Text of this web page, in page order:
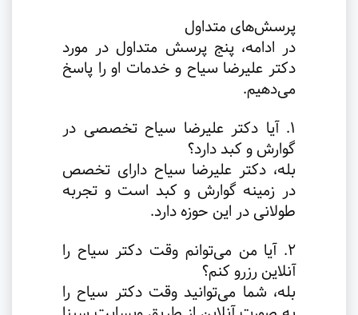
پرسش‌های متداول
در ادامه، پنج پرسش متداول در مورد
دکتر علیرضا سیاح و خدمات او را پاسخ
می‌دهیم.
1. آیا دکتر علیرضا سیاح تخصصی در
گوارش و کبد دارد؟
بله، دکتر علیرضا سیاح دارای تخصص
در زمینه گوارش و کبد است و تجربه
طولانی در این حوزه دارد.
2. آیا من می‌توانم وقت دکتر سیاح را
آنلاین رزرو کنم؟
بله، شما می‌توانید وقت دکتر سیاح را